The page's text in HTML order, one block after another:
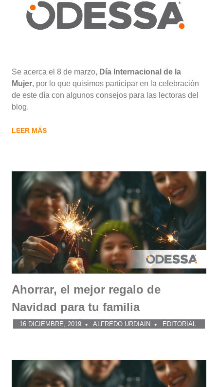
Se acerca el 8 de marzo, Día Internacional de la
Mujer, por lo que quisimos participar en la celebración
de este día con algunos consejos para las lectoras del
blog.
LEER MÁS
Ahorrar, el mejor regalo de
Navidad para tu familia
16 DICIEMBRE, 2019 ALFREDO URDIAIN EDITORIAL